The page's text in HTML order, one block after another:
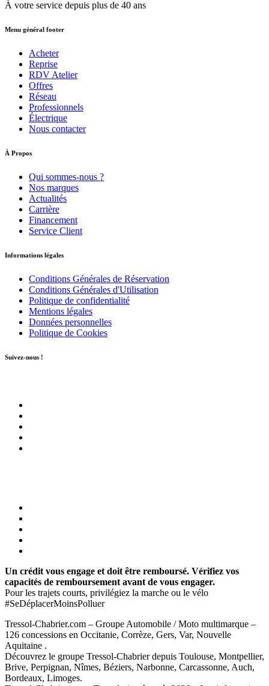
À votre service depuis plus de 40 ans
Menu général footer
Acheter
Reprise
RDV Atelier
Offres
Réseau
Professionnels
Électrique
Nous contacter
À Propos
Qui sommes-nous ?
Nos marques
Actualités
Carrière
Financement
Service Client
Informations légales
Conditions Générales de Réservation
Conditions Générales d'Utilisation
Politique de confidentialité
Mentions légales
Données personnelles
Politique de Cookies
Suivez-nous !
Un crédit vous engage et doit être remboursé. Vérifiez vos
capacités de remboursement avant de vous engager.
Pour les trajets courts, privilégiez la marche ou le vélo
#SeDéplacerMoinsPolluer
Tressol-Chabrier.com – Groupe Automobile / Moto multimarque –
126 concessions en Occitanie, Corrèze, Gers, Var, Nouvelle
Aquitaine .
Découvrez le groupe Tressol-Chabrier depuis Toulouse, Montpellier,
Brive, Perpignan, Nîmes, Béziers, Narbonne, Carcassonne, Auch,
Bordeaux, Limoges.